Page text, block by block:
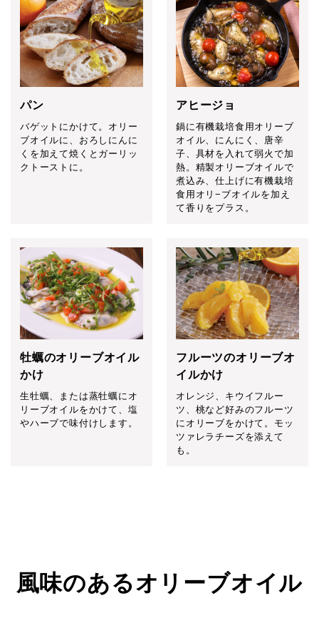
パン
バゲットにかけて。オリー
ブオイルに、おろしにんに
くを加えて焼くとガーリッ
クトーストに。
アヒージョ
鍋に有機栽培食用オリーブ
オイル、にんにく、唐辛
子、具材を入れて弱火で加
熱。精製オリーブオイルで
煮込み、仕上げに有機栽培
食用オリ−ブオイルを加え
て香りをプラス。
牡蠣のオリーブオイル
かけ
生牡蠣、または蒸牡蠣にオ
リーブオイルをかけて、塩
やハーブで味付けします。
フルーツのオリーブオ
イルかけ
オレンジ、キウイフルー
ツ、桃など好みのフルーツ
にオリーブをかけて。モッ
ツァレラチーズを添えて
も。
風味のあるオリーブオイル